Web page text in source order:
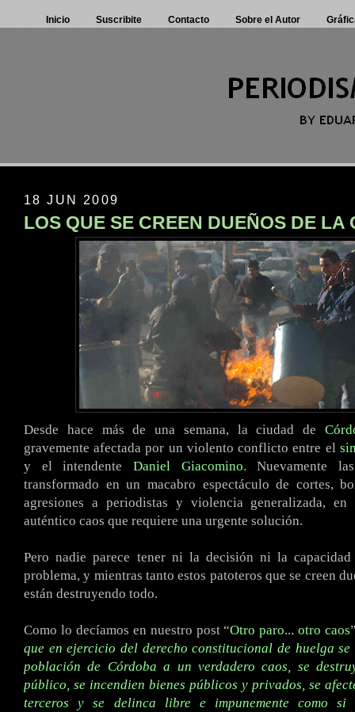
Inicio Suscribite Contacto Sobre el Autor
18 JUN 2009
LOS QUE SE CREEN DUEÑOS DE LA
Desde hace más de una semana, la ciudad de
gravemente afectada por un violento conflicto entre el
y el intendente Daniel Giacomino. Nuevamente
transformado en un macabro espectáculo de cortes,
agresiones a periodistas y violencia generalizada,
auténtico caos que requiere una urgente solución.
Pero nadie parece tener ni la decisión ni la
problema, y mientras tanto estos patoteros que se creen
están destruyendo todo.
Como lo decíamos en nuestro post “Otro paro... otro caos
que en ejercicio del derecho constitucional de huelga
población de Córdoba a un verdadero caos, se
público, se incendien bienes públicos y privados, se
terceros y se delinca libre e impunemente como